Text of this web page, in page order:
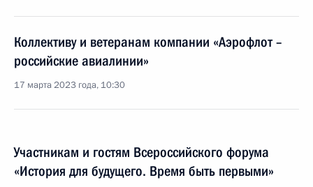
Коллективу и ветеранам компании «Аэрофлот –
российские авиалинии»
17 марта 2023 года, 10:30
Участникам и гостям Всероссийского форума
«История для будущего. Время быть первыми»